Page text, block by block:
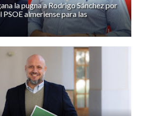
la pugna a Rodrigo Sánchez por
almeriense para las